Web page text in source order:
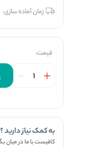
زمان آماده سازی:
قیمت:
به کمک نیاز دارید ؟
کافیست با ما در میان